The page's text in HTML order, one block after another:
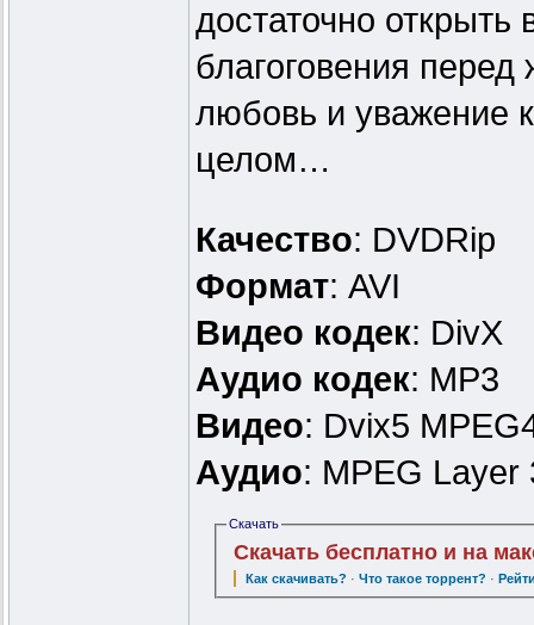
достаточно
благоговения
любовь и уважение
целом…
Качество: DVDRip
Формат: AVI
Видео кодек: DivX
Аудио кодек: MP3
Видео: Dvix5
Аудио: MPEG Layer
Скачать
Скачать бесплатно и на
Как скачивать? ·Что такое торрент? ·